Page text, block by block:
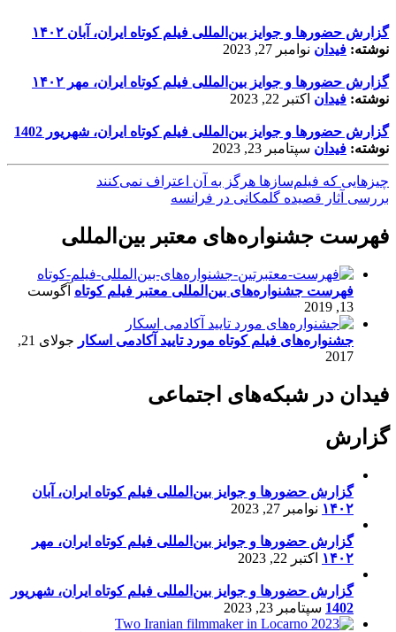
گزارش حضورها و جوایز بین‌المللی فیلم کوتاه ایران، آبان ۱۴۰۲
نوشته: فیدان نوامبر 27, 2023
گزارش حضورها و جوایز بین‌المللی فیلم کوتاه ایران، مهر ۱۴۰۲
نوشته: فیدان اکتبر 22, 2023
گزارش حضورها و جوایز بین‌المللی فیلم کوتاه ایران، شهریور 1402
نوشته: فیدان سپتامبر 23, 2023
چیزهایی که فیلم‌سازها هرگز به آن اعتراف نمی‌کنند
بررسی آثار قصیده گلمکانی در فرانسه
فهرست جشنواره‌های معتبر بین‌المللی
فهرست جشنواره‌های بین‌المللی معتبر فیلم کوتاه آگوست
13, 2019
جشنواره‌های فیلم کوتاه مورد تایید آکادمی اسکار
جولای 21,
2017
فیدان در شبکه‌های اجتماعی
گزارش
گزارش حضورها و جوایز بین‌المللی فیلم کوتاه ایران، آبان
۱۴۰۲ نوامبر 27, 2023
گزارش حضورها و جوایز بین‌المللی فیلم کوتاه ایران، مهر
۱۴۰۲ اکتبر 22, 2023
گزارش حضورها و جوایز بین‌المللی فیلم کوتاه ایران، شهریور
1402 سپتامبر 23, 2023